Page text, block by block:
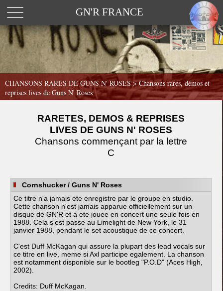
GN'R FRANCE
CHANSONS RARES DE GUNS N' ROSES >Chansons rares, démos et
reprises lives de Guns N' Roses
RARETES, DEMOS & REPRISES
LIVES DE GUNS N' ROSES
Chansons commençant par la lettre
C
Cornshucker/ Guns N' Roses
Ce titre n'a jamais ete enregistre par le groupe en studio.
Cette chanson n'est jamais apparue officiellement sur un
disque de GN'R et a ete jouee en concert une seule fois en
1988. Cela s'est passe au Limelight de New York, le 31
janvier 1988, pendant le set acoustique de ce concert.
C'est Duff McKagan qui assure la plupart des lead vocals sur
ce titre en live, meme si Axl participe egalement. La chanson
est notamment disponible sur le bootleg "P.O.D" (Aces High,
2002).
Credits: Duff McKagan.